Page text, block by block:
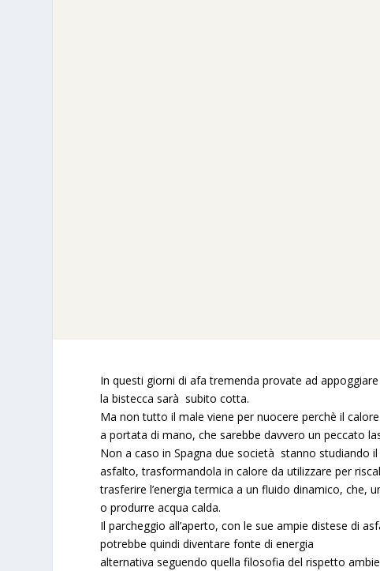
In questi giorni di afa tremenda provate ad
la bistecca sarà subito cotta.
Ma non tutto il male viene per nuocere perchè il
a portata di mano, che sarebbe davvero un peccato
Non a caso in Spagna due società stanno studiando
asfalto, trasformandola in calore da utilizzare per
trasferire l’energia termica a un fluido dinamico, che,
o produrre acqua calda.
Il parcheggio all’aperto, con le sue ampie distese di
potrebbe quindi diventare fonte di energia
alternativa seguendo quella filosofia del rispetto